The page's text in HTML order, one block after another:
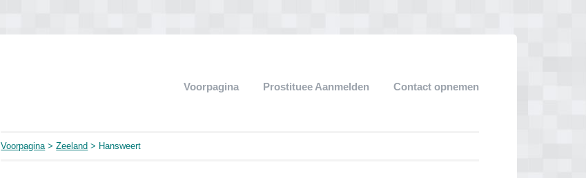
Voorpagina Prostituee Aanmelden Contact opnemen
Voorpagina>Zeeland > Hansweert